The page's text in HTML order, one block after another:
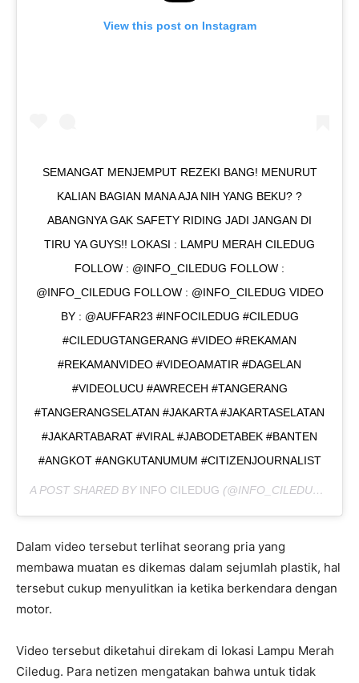
View this post on Instagram
SEMANGAT MENJEMPUT REZEKI BANG! MENURUT
KALIAN BAGIAN MANA AJA NIH YANG BEKU? ?
ABANGNYA GAK SAFETY RIDING JADI JANGAN DI
TIRU YA GUYS!! LOKASI : LAMPU MERAH CILEDUG
FOLLOW : @INFO_CILEDUG FOLLOW :
@INFO_CILEDUG FOLLOW : @INFO_CILEDUG VIDEO
BY : @AUFFAR23 #INFOCILEDUG #CILEDUG
#CILEDUGTANGERANG #VIDEO #REKAMAN
#REKAMANVIDEO #VIDEOAMATIR #DAGELAN
#VIDEOLUCU #AWRECEH #TANGERANG
#TANGERANGSELATAN #JAKARTA #JAKARTASELATAN
#JAKARTABARAT #VIRAL #JABODETABEK #BANTEN
#ANGKOT #ANGKUTANUMUM #CITIZENJOURNALIST
A POST SHARED BY INFO CILEDUG (@INFO_CILEDUG) ON
Dalam video tersebut terlihat seorang pria yang
membawa muatan es dikemas dalam sejumlah plastik, hal
tersebut cukup menyulitkan ia ketika berkendara dengan
motor.
Video tersebut diketahui direkam di lokasi Lampu Merah
Ciledug. Para netizen mengatakan bahwa untuk tidak